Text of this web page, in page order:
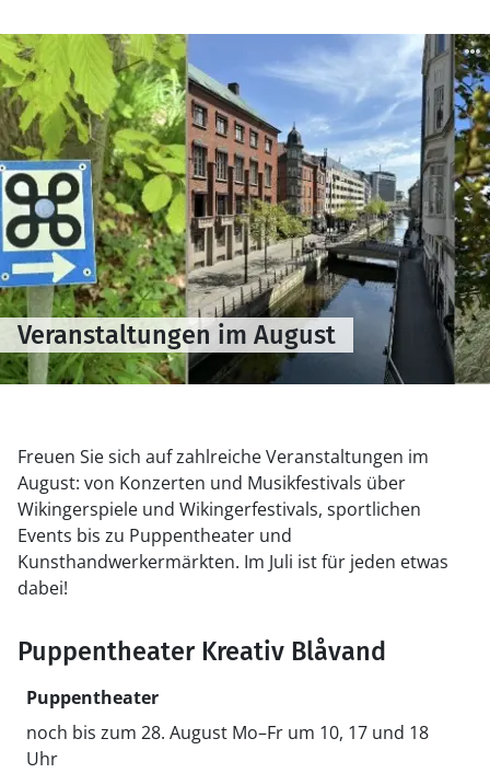
Veranstaltungen im August
Freuen Sie sich auf zahlreiche Veranstaltungen im
August: von Konzerten und Musikfestivals über
Wikingerspiele und Wikingerfestivals, sportlichen
Events bis zu Puppentheater und
Kunsthandwerkermärkten. Im Juli ist für jeden etwas
dabei!
Puppentheater Kreativ Blåvand
Puppentheater
noch bis zum 28. August Mo–Fr um 10, 17 und 18
Uhr